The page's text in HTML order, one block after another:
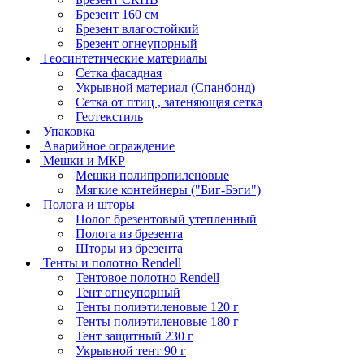
Брезент 160 см
Брезент влагостойкий
Брезент огнеупорный
Геосинтетические материалы
Сетка фасадная
Укрывной материал (Спанбонд)
Сетка от птиц , затеняющая сетка
Геотекстиль
Упаковка
Аварийное ограждение
Мешки и МКР
Мешки полипропиленовые
Мягкие контейнеры ("Биг-Бэги")
Полога и шторы
Полог брезентовый утепленный
Полога из брезента
Шторы из брезента
Тенты и полотно Rendell
Тентовое полотно Rendell
Тент огнеупорный
Тенты полиэтиленовые 120 г
Тенты полиэтиленовые 180 г
Тент защитный 230 г
Укрывной тент 90 г